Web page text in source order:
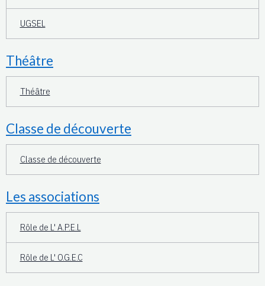
UGSEL
Théâtre
Théâtre
Classe de découverte
Classe de découverte
Les associations
Rôle de L' A.P.E.L
Rôle de L' O.G.E.C